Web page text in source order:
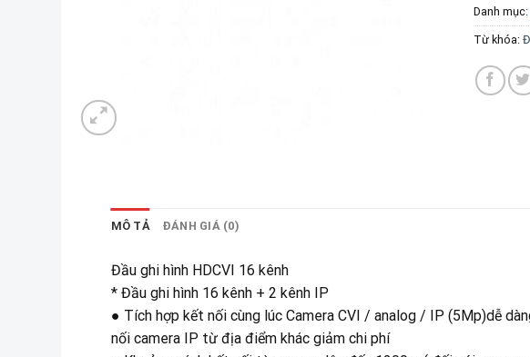
Danh
Từ khóa:
MÔ TẢ ĐÁNH GIÁ (0)
Đầu ghi hình HDCVI 16 kênh
* Đầu ghi hình 16 kênh + 2 kênh IP
● Tích hợp kết nối cùng lúc Camera CVI / analog / IP (5Mp)dễ
nối camera IP từ địa điểm khác giảm chi phí